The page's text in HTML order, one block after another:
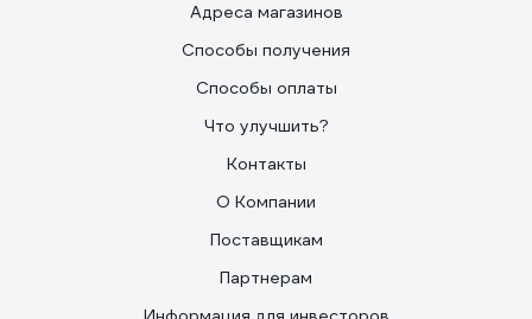
Адреса магазинов
Способы получения
Способы оплаты
Что улучшить?
Контакты
О Компании
Поставщикам
Партнерам